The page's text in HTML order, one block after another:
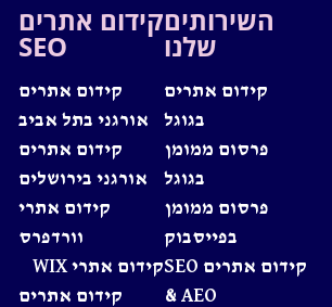
השירותים
שלנו
קידום אתרים
בגוגל
פרסום ממומן
בגוגל
פרסום ממומן
בפייסבוק
קידום אתרים SEO
& AEO
קידום אתרים
SEO
קידום אתרים
אורגני בתל אביב
קידום אתרים
אורגני בירושלים
קידום אתרי
וורדפרס
קידום אתרי WIX
קידום אתרים